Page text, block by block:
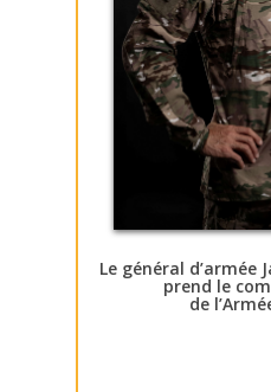
Le général d’armée
prend le
de